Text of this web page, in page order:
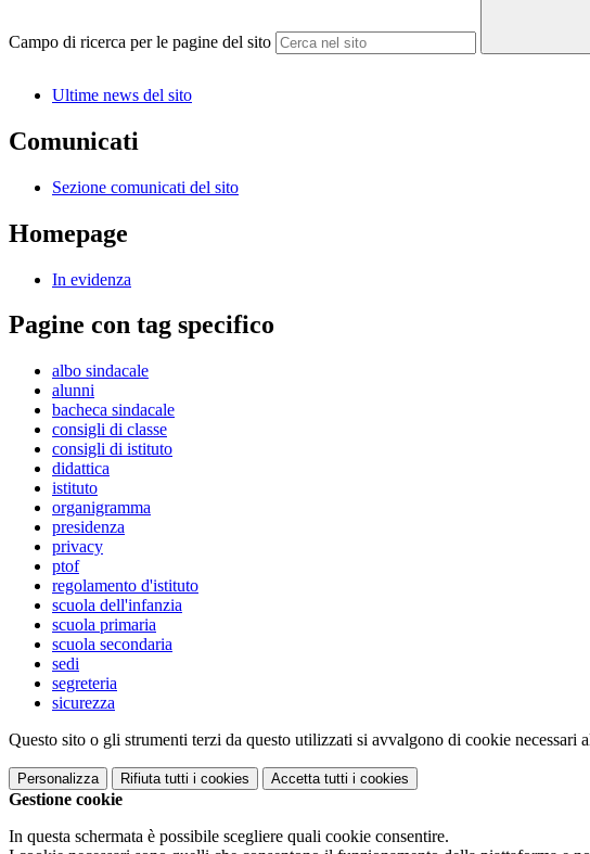
Campo di ricerca per le pagine del sito
Ultime news del sito
Comunicati
Sezione comunicati del sito
Homepage
In evidenza
Pagine con tag specifico
albo sindacale
alunni
bacheca sindacale
consigli di classe
consigli di istituto
didattica
istituto
organigramma
presidenza
privacy
ptof
regolamento d'istituto
scuola dell'infanzia
scuola primaria
scuola secondaria
sedi
segreteria
sicurezza
Questo sito o gli strumenti terzi da questo utilizzati si avvalgono di cookie
Personalizza Rifiuta tutti i cookies Accetta tutti i cookies
Gestione cookie
In questa schermata è possibile scegliere quali cookie consentire.